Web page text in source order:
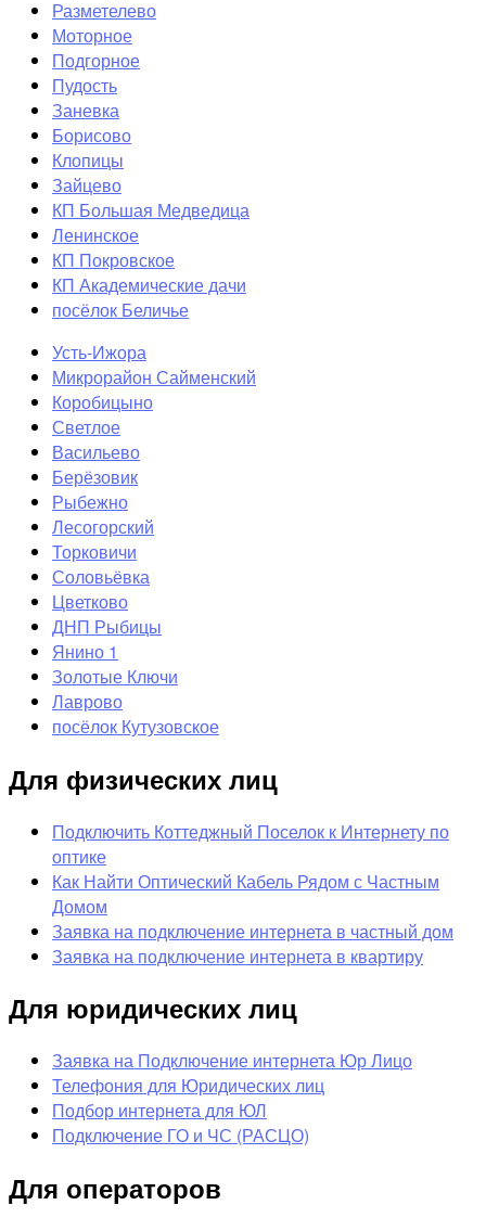
Разметелево
Моторное
Подгорное
Пудость
Заневка
Борисово
Клопицы
Зайцево
КП Большая Медведица
Ленинское
КП Покровское
КП Академические дачи
посёлок Беличье
Усть-Ижора
Микрорайон Сайменский
Коробицыно
Светлое
Васильево
Берёзовик
Рыбежно
Лесогорский
Торковичи
Соловьёвка
Цветково
ДНП Рыбицы
Янино 1
Золотые Ключи
Лаврово
посёлок Кутузовское
Для физических лиц
Подключить Коттеджный Поселок к Интернету по
оптике
Как Найти Оптический Кабель Рядом с Частным
Домом
Заявка на подключение интернета в частный дом
Заявка на подключение интернета в квартиру
Для юридических лиц
Заявка на Подключение интернета Юр Лицо
Телефония для Юридических лиц
Подбор интернета для ЮЛ
Подключение ГО и ЧС (РАСЦО)
Для операторов